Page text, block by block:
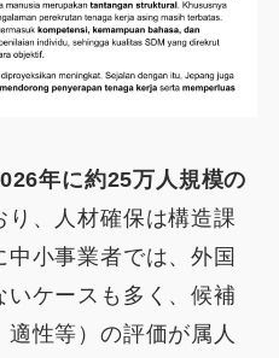
年に約25万人規模の
り、人材確保は構造課
小事業者では、外国
いケースも多く、候補
性等）の評価が属人